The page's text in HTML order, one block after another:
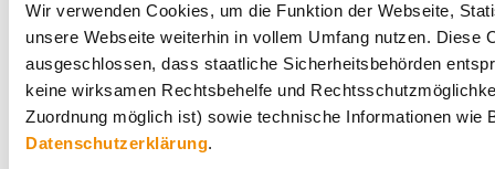
Wir verwenden Cookies, um die Funktion der Webseite,
unsere Webseite weiterhin in vollem Umfang nutzen.
ausgeschlossen, dass staatliche Sicherheitsbehörden
keine wirksamen Rechtsbehelfe und
Zuordnung möglich ist) sowie technische Informationen
Datenschutzerklärung.